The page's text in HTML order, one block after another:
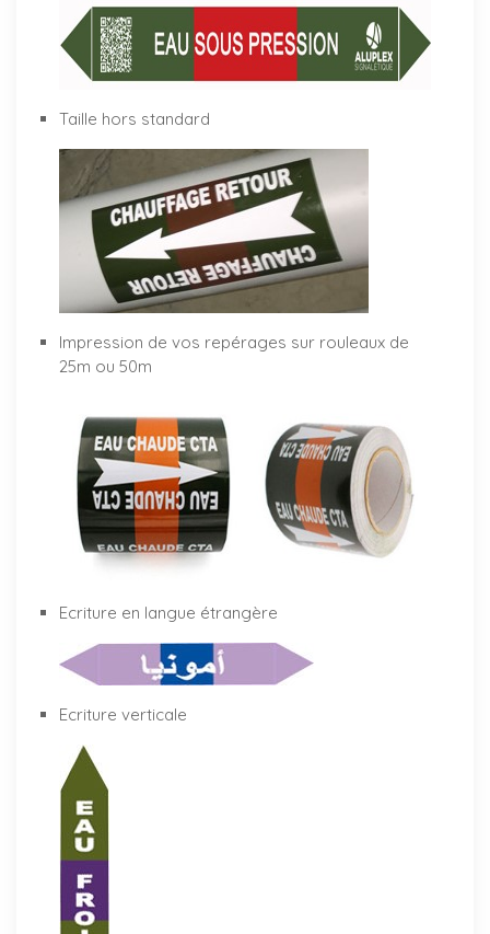
Taille hors standard
Impression de vos repérages sur rouleaux de
25m ou 50m
Ecriture en langue étrangère
Ecriture verticale